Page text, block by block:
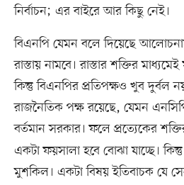
নির্বাচন; এর বাইরে আর কিছু নেই।
বিএনপি যেমন বলে দিয়েছে
রাস্তায় নামবে। রাস্তার শক্তির
কিন্তু বিএনপির প্রতিপক্ষও খুব দুর্বল
রাজনৈতিক পক্ষ রয়েছে, যেমন
বর্তমান সরকার। ফলে প্রত্যেকের
একটা ফয়সালা হবে বোঝা যাচ্ছে।
মুশকিল। একটা বিষয় ইতিবাচক যে